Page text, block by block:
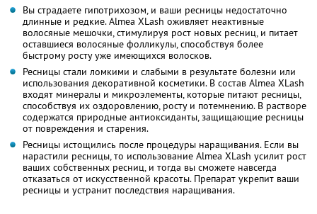
Вы страдаете гипотрихозом, и ваши ресницы недостаточно
длинные и редкие. Almea XLash оживляет неактивные
волосяные мешочки, стимулируя рост новых ресниц, и питает
оставшиеся волосяные фолликулы, способствуя более
быстрому росту уже имеющихся волосков.
Ресницы стали ломкими и слабыми в результате болезни или
использования декоративной косметики. В состав Almea XLash
входят минералы и микроэлементы, которые питают ресницы,
способствуя их оздоровлению, росту и потемнению. В растворе
содержатся природные антиоксиданты, защищающие ресницы
от повреждения и старения.
Ресницы истощились после процедуры наращивания. Если вы
нарастили ресницы, то использование Almea XLash усилит рост
ваших собственных ресниц, и тогда вы сможете навсегда
отказаться от искусственной красоты. Препарат укрепит ваши
ресницы и устранит последствия наращивания.